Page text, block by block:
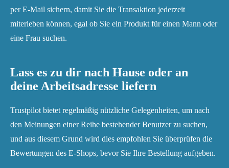
per E-Mail sichern, damit Sie die Transaktion jederzeit
miterleben können, egal ob Sie ein Produkt für einen Mann oder
eine Frau suchen.
Lass es zu dir nach Hause oder an
deine Arbeitsadresse liefern
Trustpilot bietet regelmäßig nützliche Gelegenheiten, um nach
den Meinungen einer Reihe bestehender Benutzer zu suchen,
und aus diesem Grund wird dies empfohlen Sie überprüfen die
Bewertungen des E-Shops, bevor Sie Ihre Bestellung aufgeben.